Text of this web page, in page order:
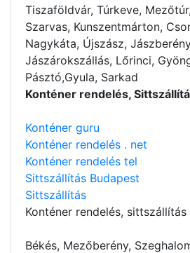
Tiszaföldvár, Túrkeve,
Szarvas, Kunszentmárton,
Nagykáta, Újszász,
Jászárokszállás, Lőrinci,
Pásztó,Gyula, Sarkad
Konténer rendelés,
Konténer guru
Konténer rendelés . net
Konténer rendelés tel
Sittszállítás Budapest
Sittszállítás
Konténer rendelés, sittszállítás
Békés, Mezőberény,